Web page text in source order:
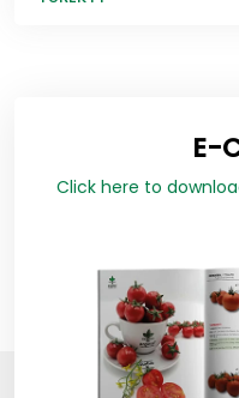
E-
Click here to